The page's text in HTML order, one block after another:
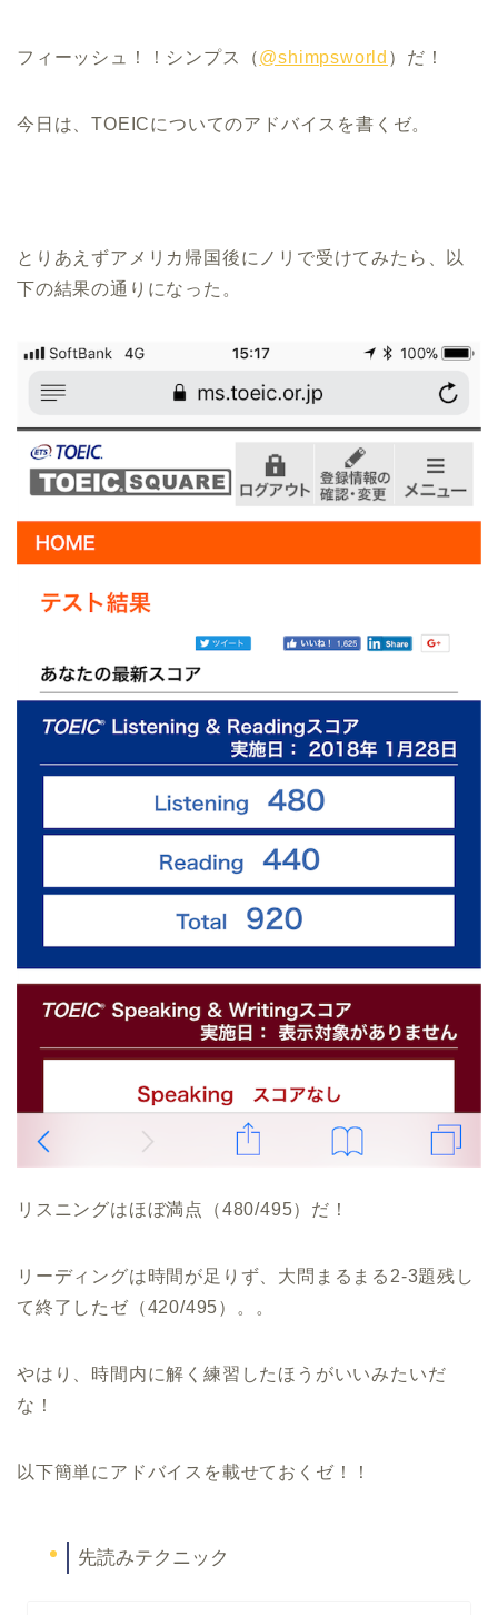
フィーッシュ！！シンプス（@shimpsworld ）だ！
今日は、TOEICについてのアドバイスを書くゼ。
とりあえずアメリカ帰国後にノリで受けてみたら、以
下の結果の通りになった。
リスニングはほぼ満点（480/495）だ！
リーディングは時間が足りず、大問まるまる2-3題残し
て終了したゼ（420/495）。。
やはり、時間内に解く練習したほうがいいみたいだ
な！
以下簡単にアドバイスを載せておくゼ！！
先読みテクニック